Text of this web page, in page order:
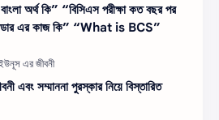
অর্থ কি” “বিসিএস পরীক্ষা কত বছর পর
এর কাজ কি” “What is BCS”
পুরস্কার নিয়ে বিস্তারিত